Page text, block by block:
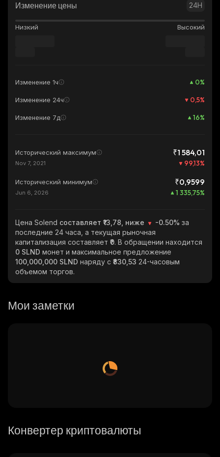
Изменение цены 24H
Низкий Высокий
Изменение 1ч 0%
Изменение 24ч 0,5%
Изменение 7д 16%
Исторический максимум ₹1 584,01
Nov 7, 2021 99,13%
Исторический минимум ₹0,9599
Jun 6, 2026 1 335,75%
Цена Solend составляет ₹13,78, ниже -0.50% за
последние 24 часа, а текущая рыночная
капитализация составляет ₹0. В обращении находится
0 SLND монет и максимальное предложение
100,000,000 SLND наряду с ₹830,53 24-часовым
объемом торгов.
Мои заметки
Конвертер криптовалюты